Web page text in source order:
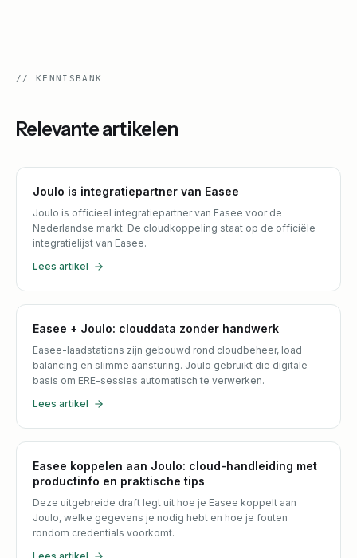
// KENNISBANK
Relevante artikelen
Joulo is integratiepartner van Easee
Joulo is officieel integratiepartner van Easee voor de
Nederlandse markt. De cloudkoppeling staat op de officiële
integratielijst van Easee.
Lees artikel
Easee + Joulo: clouddata zonder handwerk
Easee-laadstations zijn gebouwd rond cloudbeheer, load
balancing en slimme aansturing. Joulo gebruikt die digitale
basis om ERE-sessies automatisch te verwerken.
Lees artikel
Easee koppelen aan Joulo: cloud-handleiding met
productinfo en praktische tips
Deze uitgebreide draft legt uit hoe je Easee koppelt aan
Joulo, welke gegevens je nodig hebt en hoe je fouten
rondom credentials voorkomt.